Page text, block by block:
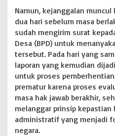
g
n
c
a
n
g
P
e
m
k
a
C
Namun, kejanggalan muncul
dua hari sebelum masa
sudah mengirim surat
Desa (BPD) untuk
tersebut. Pada hari yang
laporan yang kemudian
untuk proses
prematur karena proses
masa hak jawab berakhir,
melanggar prinsip kepastian
administratif yang menjadi
negara.